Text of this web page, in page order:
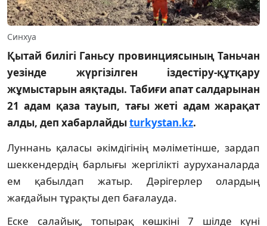
Синхуа
Қытай билігі Ганьсу провинциясының Таньчан
уезінде жүргізілген іздестіру-құтқару
жұмыстарын аяқтады. Табиғи апат салдарынан
21 адам қаза тауып, тағы жеті адам жарақат
алды, деп хабарлайдыturkystan.kz.
Луннань қаласы әкімдігінің мәліметінше, зардап
шеккендердің барлығы жергілікті ауруханаларда
ем қабылдап жатыр. Дәрігерлер олардың
жағдайын тұрақты деп бағалауда.
Еске салайық, топырақ көшкіні 7 шілде күні